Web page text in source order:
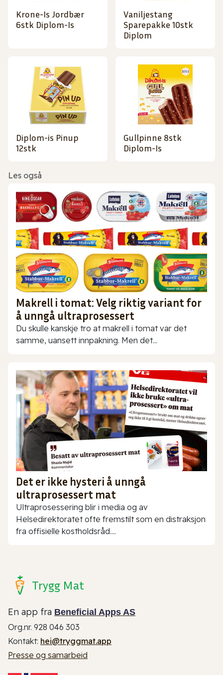
Krone-Is Jordbær
6stk Diplom-Is
Vaniljestang
Sparepakke 10stk
Diplom
Diplom-is Pinup
12stk
Gullpinne 8stk
Diplom-Is
Les også
Makrell i tomat: Velg riktig variant for
å unngå ultraprosessert
Du skulle kanskje tro at makrell i tomat var det
samme, uansett innpakning. Men det...
Det er ikke hysteri å unngå
ultraprosessert mat
Ultraprosessering blir i media og av
Helsedirektoratet ofte fremstilt som en distraksjon
fra offisielle kostholdsråd....
Trygg Mat
En app fra Beneficial Apps AS
Org.nr. 928 046 303
Kontakt: hei@tryggmat.app
Presse og samarbeid